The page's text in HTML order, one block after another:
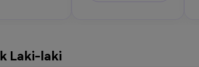
Laki-laki